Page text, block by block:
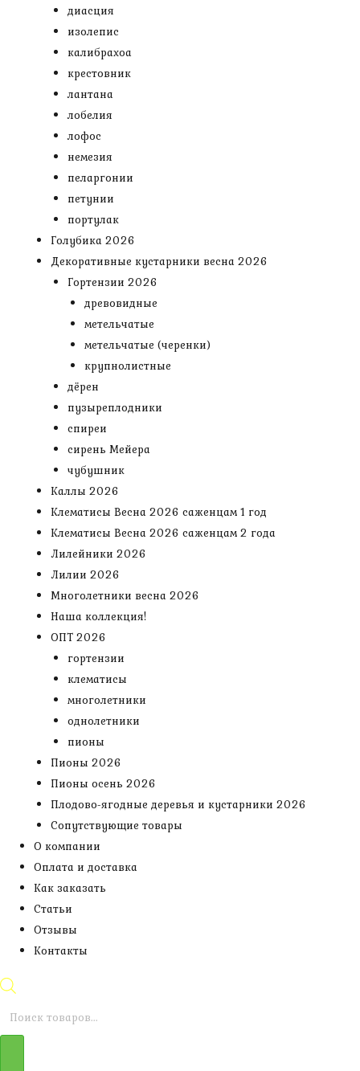
диасция
изолепис
калибрахоа
крестовник
лантана
лобелия
лофос
немезия
пеларгонии
петунии
портулак
Голубика 2026
Декоративные кустарники весна 2026
Гортензии 2026
древовидные
метельчатые
метельчатые (черенки)
крупнолистные
дёрен
пузыреплодники
спиреи
сирень Мейера
чубушник
Каллы 2026
Клематисы Весна 2026 саженцам 1 год
Клематисы Весна 2026 саженцам 2 года
Лилейники 2026
Лилии 2026
Многолетники весна 2026
Наша коллекция!
ОПТ 2026
гортензии
клематисы
многолетники
однолетники
пионы
Пионы 2026
Пионы осень 2026
Плодово-ягодные деревья и кустарники 2026
Сопутствующие товары
О компании
Оплата и доставка
Как заказать
Статьи
Отзывы
Контакты
Поиск